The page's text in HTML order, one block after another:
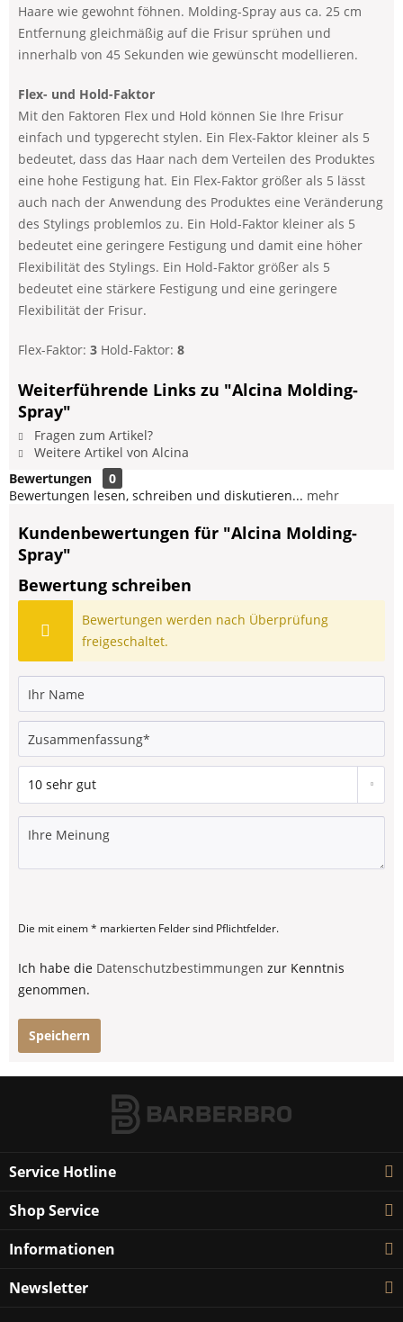
Haare wie gewohnt föhnen. Molding-Spray aus ca. 25 cm
Entfernung gleichmäßig auf die Frisur sprühen und
innerhalb von 45 Sekunden wie gewünscht modellieren.
Flex- und Hold-Faktor
Mit den Faktoren Flex und Hold können Sie Ihre Frisur
einfach und typgerecht stylen. Ein Flex-Faktor kleiner als 5
bedeutet, dass das Haar nach dem Verteilen des Produktes
eine hohe Festigung hat. Ein Flex-Faktor größer als 5 lässt
auch nach der Anwendung des Produktes eine Veränderung
des Stylings problemlos zu. Ein Hold-Faktor kleiner als 5
bedeutet eine geringere Festigung und damit eine höher
Flexibilität des Stylings. Ein Hold-Faktor größer als 5
bedeutet eine stärkere Festigung und eine geringere
Flexibilität der Frisur.
Flex-Faktor: 3 Hold-Faktor: 8
Weiterführende Links zu "Alcina Molding-
Spray"
Fragen zum Artikel?
Weitere Artikel von Alcina
Bewertungen
0
Bewertungen lesen, schreiben und diskutieren... mehr
Kundenbewertungen für "Alcina Molding-
Spray"
Bewertung schreiben
Bewertungen werden nach Überprüfung
freigeschaltet.
Die mit einem * markierten Felder sind Pflichtfelder.
Ich habe die Datenschutzbestimmungen zur Kenntnis
genommen.
Speichern
Service Hotline
Shop Service
Informationen
Newsletter